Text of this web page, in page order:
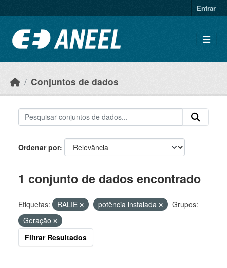
Entrar
Conjuntos de dados
Ordenar por
1 conjunto de dados encontrado
Etiquetas: RALIE potência instalada
Grupos:
Geração
Filtrar Resultados